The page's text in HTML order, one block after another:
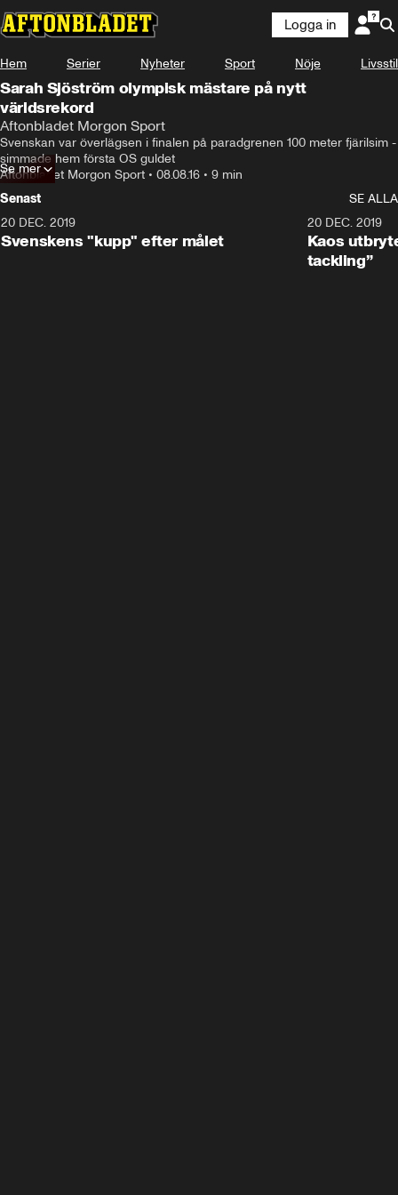
Logga in
Hem Serier Nyheter Sport Nöje Livsstil
Sarah Sjöström olympisk mästare på nytt
världsrekord
Aftonbladet Morgon Sport
Svenskan var överlägsen i finalen på paradgrenen 100 meter fjärilsim -
simmade hem första OS guldet
Aftonbladet Morgon Sport • 08.08.16 • 9 min
Se mer
Senast
SE ALLA
20 DEC. 2019
Svenskens "kupp" efter målet
20 DEC. 2019
Kaos
tackling”